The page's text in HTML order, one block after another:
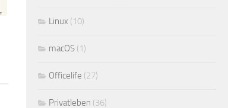
Linux (10)
macOS (1)
Officelife (27)
Privatleben (36)